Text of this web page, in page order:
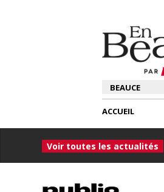
ACCUEIL
Voir toutes les actualités